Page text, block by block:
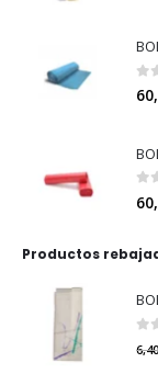
0
0
Productos
6,40